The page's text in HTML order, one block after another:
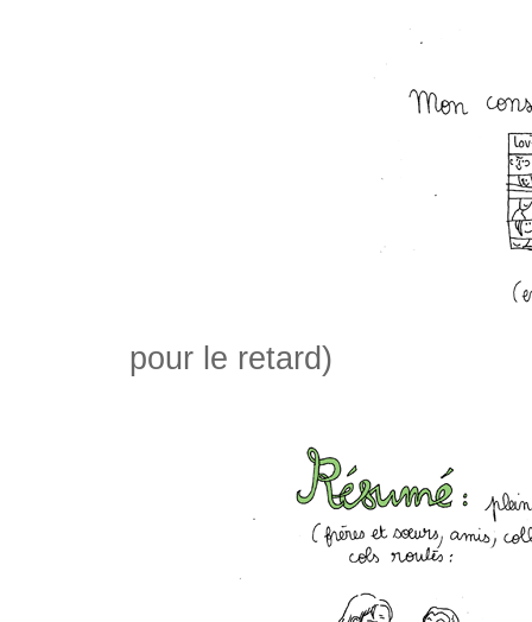
pour le retard)